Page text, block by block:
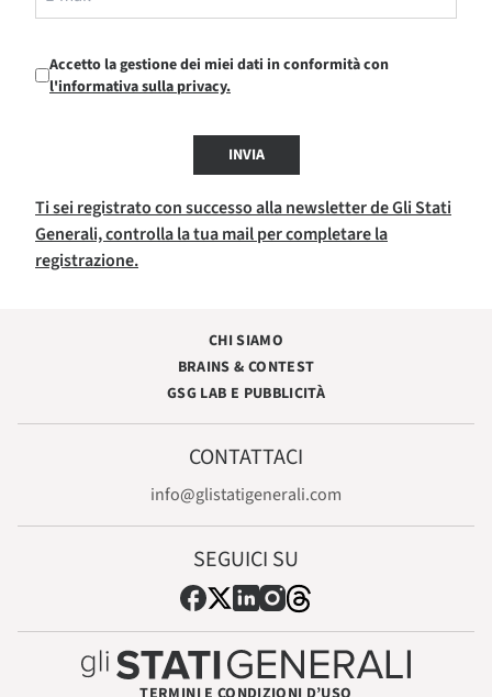
Accetto la gestione dei miei dati in conformità con
l'informativa sulla privacy.
INVIA
Ti sei registrato con successo alla newsletter de Gli Stati
Generali, controlla la tua mail per completare la
registrazione.
CHI SIAMO
BRAINS & CONTEST
GSG LAB E PUBBLICITÀ
CONTATTACI
info@glistatigenerali.com
SEGUICI SU